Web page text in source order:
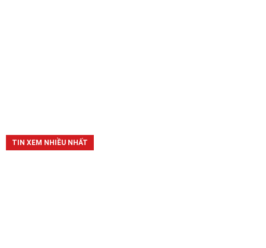
TIN XEM NHIỀU NHẤT